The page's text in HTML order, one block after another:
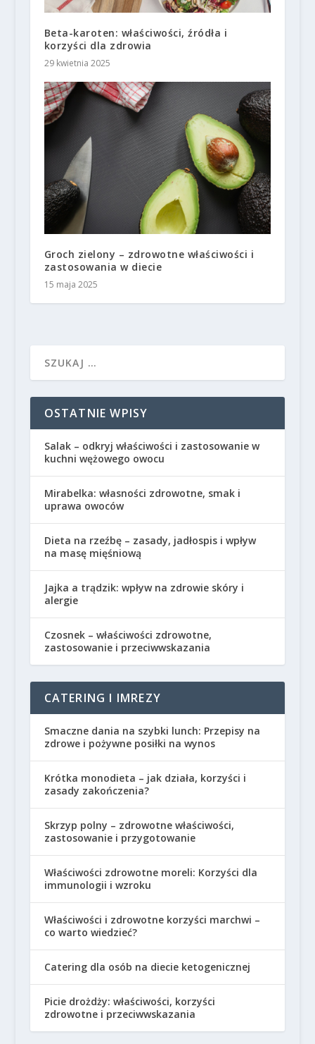
Beta-karoten: właściwości, źródła i
korzyści dla zdrowia
29 kwietnia 2025
Groch zielony – zdrowotne właściwości i
zastosowania w diecie
15 maja 2025
OSTATNIE WPISY
Salak – odkryj właściwości i zastosowanie w
kuchni wężowego owocu
Mirabelka: własności zdrowotne, smak i
uprawa owoców
Dieta na rzeźbę – zasady, jadłospis i wpływ
na masę mięśniową
Jajka a trądzik: wpływ na zdrowie skóry i
alergie
Czosnek – właściwości zdrowotne,
zastosowanie i przeciwwskazania
CATERING I IMREZY
Smaczne dania na szybki lunch: Przepisy na
zdrowe i pożywne posiłki na wynos
Krótka monodieta – jak działa, korzyści i
zasady zakończenia?
Skrzyp polny – zdrowotne właściwości,
zastosowanie i przygotowanie
Właściwości zdrowotne moreli: Korzyści dla
immunologii i wzroku
Właściwości i zdrowotne korzyści marchwi –
co warto wiedzieć?
Catering dla osób na diecie ketogenicznej
Picie drożdży: właściwości, korzyści
zdrowotne i przeciwwskazania